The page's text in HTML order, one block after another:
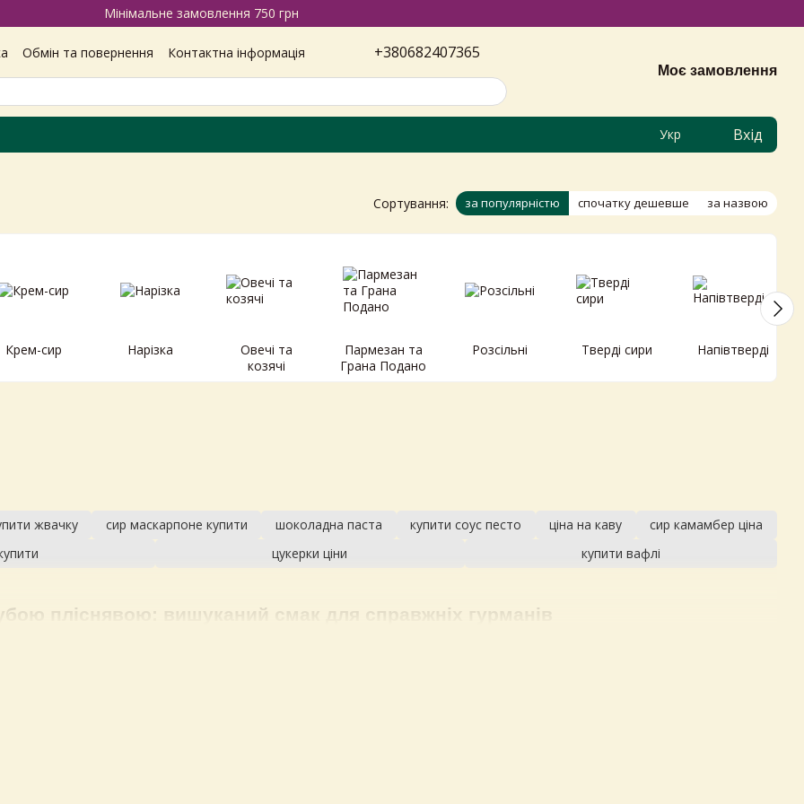
Мінімальне замовлення 750 грн
Обмін та повернення
Контактна інформація
+380682407365
Моє замовлення
Укр Вхід
Сортування: за популярністю спочатку дешевше за назвою
жвачку сир маскарпоне купити шоколадна паста купити соус песто ціна на каву
сир камамбер ціна
цукерки ціни купити вафлі
пліснявою : вишуканий смак для справжніх гурманів
Крем-сир Нарізка
Овечі та
козячі
Пармезан та
Грана Подано
Розсільні Тверді сири Напівтверді